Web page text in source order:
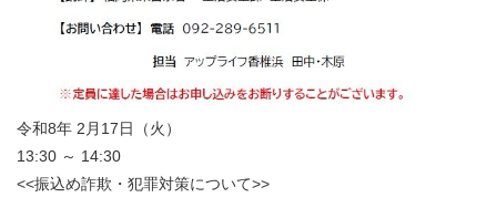
令和8年 2月17日（火）
13:30 ～ 14:30
<<振込め詐欺・犯罪対策について>>